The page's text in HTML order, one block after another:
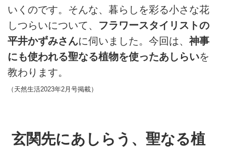
いくのです。そんな、暮らしを彩る小さな花
しつらいについて、 フラワースタイリストの
平井かずみさんに伺いました。今回は、神事
にも使われる聖なる植物を使ったあしらいを
教わります。
（天然生活2023年2月号掲載）
玄関先にあしらう、聖なる植